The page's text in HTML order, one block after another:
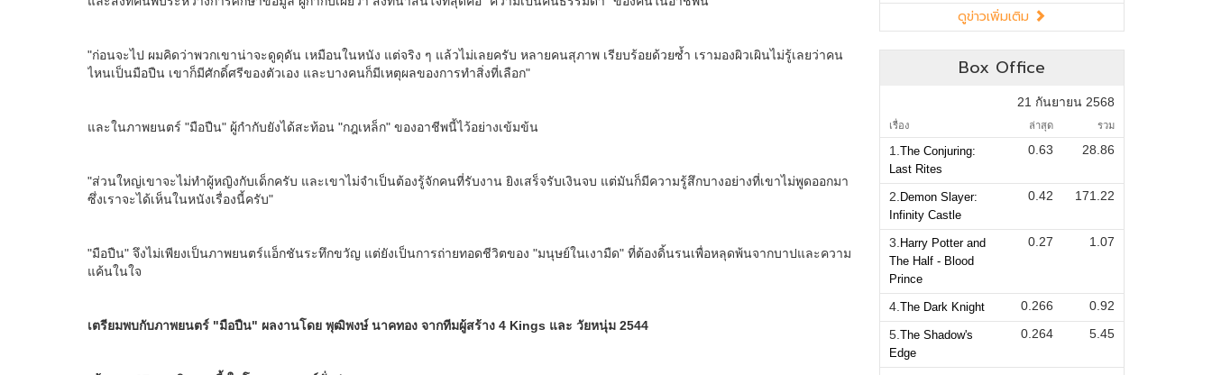
ดูข่าวเพิ่มเติม
Box Office
21 กันยายน 2568
เรื่อง ล่าสุด รวม
1. The Conjuring:
Last Rites
0.63 28.86
2. Demon Slayer:
Infinity Castle
0.42 171.22
3. Harry Potter and
The Half - Blood
Prince
0.27 1.07
4. The Dark Knight 0.266
0.92
5. The Shadow's
Edge
0.264 5.45